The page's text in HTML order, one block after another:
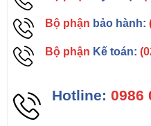
Bộ phận bảo hành:
Bộ phận Kế toán:
Hotline: 0986